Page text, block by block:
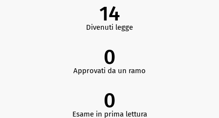
14
Divenuti legge
0
Approvati da un ramo
0
Esame in prima lettura